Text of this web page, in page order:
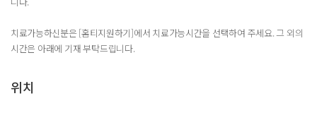
치료가능하신분은 [홈티지원하기]에서 치료가능시간을 선택하여 주세요. 그 외의
시간은 아래에 기재 부탁드립니다.
위치